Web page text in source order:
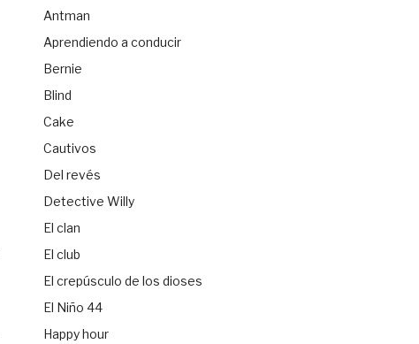
Antman
Aprendiendo a conducir
Bernie
Blind
Cake
Cautivos
Del revés
Detective Willy
El clan
El club
El crepúsculo de los dioses
El Niño 44
Happy hour